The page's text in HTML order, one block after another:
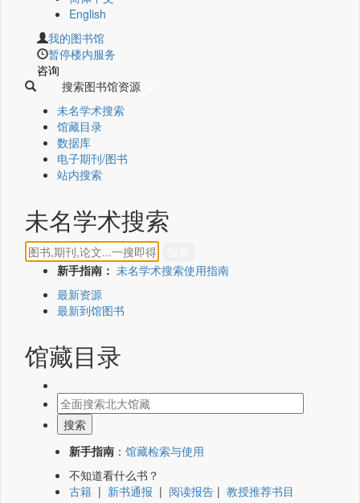
English
我的图书馆
暂停楼内服务
咨询
搜索图书馆资源
未名学术搜索
馆藏目录
数据库
电子期刊/图书
站内搜索
未名学术搜索
新手指南： 未名学术搜索使用指南
最新资源
最新到馆图书
馆藏目录
新手指南 ： 馆藏检索与使用
不知道看什么书？
古籍 | 新书通报 | 阅读报告 | 教授推荐书目